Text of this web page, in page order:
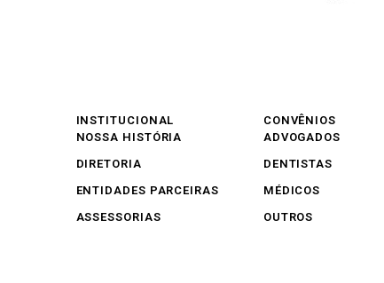
INSTITUCIONAL
NOSSA HISTÓRIA
DIRETORIA
ENTIDADES PARCEIRAS
ASSESSORIAS
CONVÊNIOS
ADVOGADOS
DENTISTAS
MÉDICOS
OUTROS